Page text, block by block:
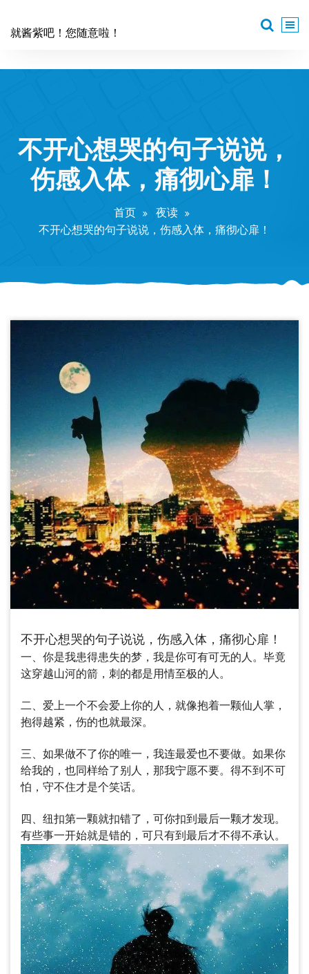
就酱紫吧！您随意啦！
不开心想哭的句子说说，
伤感入体，痛彻心扉！
首页
夜读
不开心想哭的句子说说，伤感入体，痛彻心扉！
不开心想哭的句子说说，伤感入体，痛彻心扉！
一、你是我患得患失的梦，我是你可有可无的人。毕竟
这穿越山河的箭，刺的都是用情至极的人。
二、爱上一个不会爱上你的人，就像抱着一颗仙人掌，
抱得越紧，伤的也就最深。
三、如果做不了你的唯一，我连最爱也不要做。如果你
给我的，也同样给了别人，那我宁愿不要。得不到不可
怕，守不住才是个笑话。
四、纽扣第一颗就扣错了，可你扣到最后一颗才发现。
有些事一开始就是错的，可只有到最后才不得不承认。